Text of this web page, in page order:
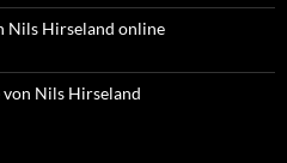
Nils Hirseland online
Nils Hirseland